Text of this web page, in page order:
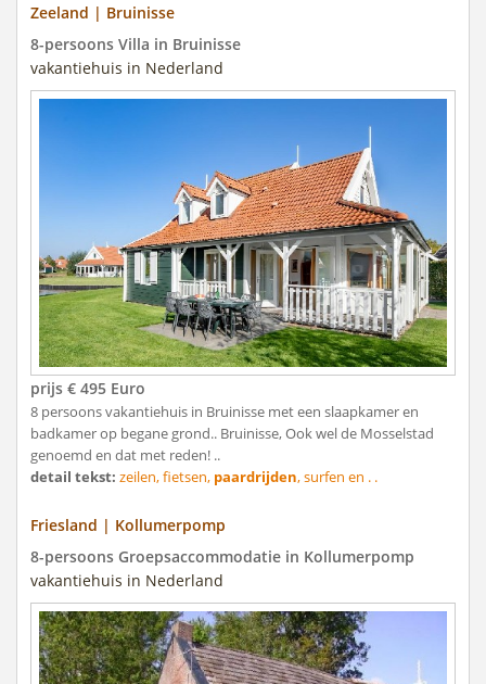
Zeeland | Bruinisse
8-persoons Villa in Bruinisse
vakantiehuis in Nederland
prijs € 495 Euro
8 persoons vakantiehuis in Bruinisse met een slaapkamer en
badkamer op begane grond.. Bruinisse, Ook wel de Mosselstad
genoemd en dat met reden! ..
detail tekst: zeilen, fietsen, paardrijden, surfen en . .
Friesland | Kollumerpomp
8-persoons Groepsaccommodatie in Kollumerpomp
vakantiehuis in Nederland